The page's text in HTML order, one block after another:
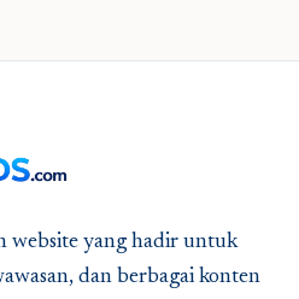
website yang hadir untuk
dan berbagai konten